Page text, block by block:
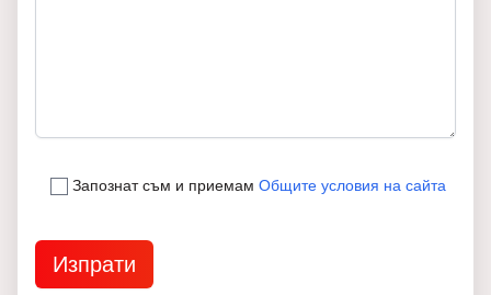
Запознат съм и приемам Общите условия на сайта